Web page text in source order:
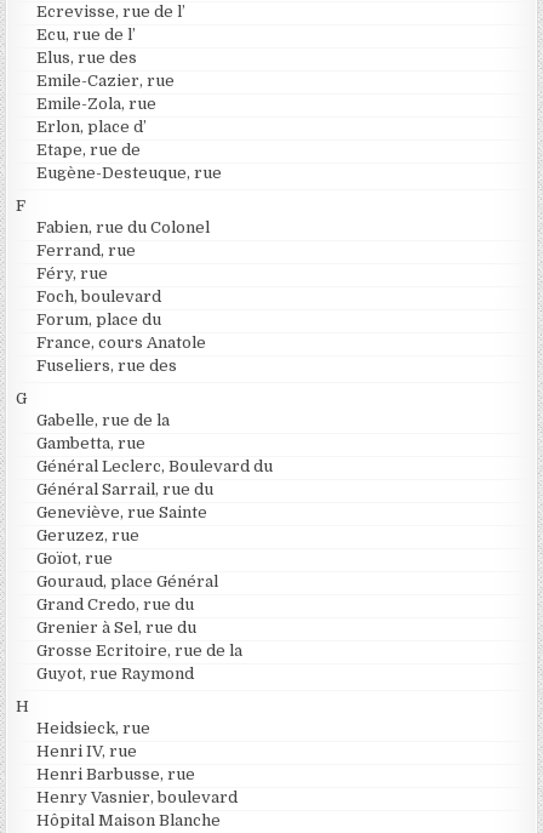
Ecrevisse, rue de l’
Ecu, rue de l’
Elus, rue des
Emile-Cazier, rue
Emile-Zola, rue
Erlon, place d’
Etape, rue de
Eugène-Desteuque, rue
F
Fabien, rue du Colonel
Ferrand, rue
Féry, rue
Foch, boulevard
Forum, place du
France, cours Anatole
Fuseliers, rue des
G
Gabelle, rue de la
Gambetta, rue
Général Leclerc, Boulevard du
Général Sarrail, rue du
Geneviève, rue Sainte
Geruzez, rue
Goïot, rue
Gouraud, place Général
Grand Credo, rue du
Grenier à Sel, rue du
Grosse Ecritoire, rue de la
Guyot, rue Raymond
H
Heidsieck, rue
Henri IV, rue
Henri Barbusse, rue
Henry Vasnier, boulevard
Hôpital Maison Blanche